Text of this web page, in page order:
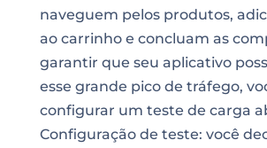
naveguem pelos produtos,
ao carrinho e concluam as
garantir que seu aplicativo
esse grande pico de tráfego,
configurar um teste de carga
Configuração de teste: você